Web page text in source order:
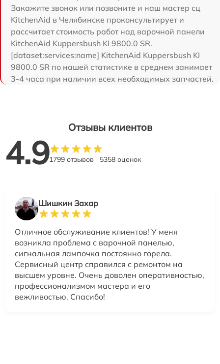
Закажите звонок или позвоните и наш мастер сц
KitchenAid в Челябинске проконсультирует и
рассчитает стоимость работ над варочной панели
KitchenAid Kuppersbush KI 9800.0 SR.
[dataset:services:name] KitchenAid Kuppersbush KI
9800.0 SR по нашей статистике в среднем занимает
3-4 часа при наличии всех необходимых запчастей.
Отзывы клиентов
4.91799 отзывов 5358 оценок
Шишкин Захар
Отличное обслуживание клиентов! У меня
возникла проблема с варочной панелью,
сигнальная лампочка постоянно горела.
Сервисный центр справился с ремонтом на
высшем уровне. Очень доволен оперативностью,
профессионализмом мастера и его
вежливостью. Спасибо!